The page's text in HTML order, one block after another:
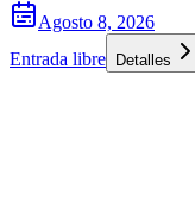
Agosto 8, 2026
Entrada libre
Detalles